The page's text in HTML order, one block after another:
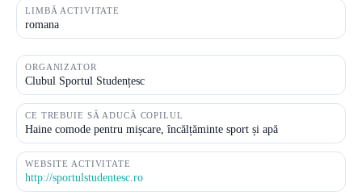
LIMBĂ ACTIVITATE
romana
ORGANIZATOR
Clubul Sportul Studențesc
CE TREBUIE SĂ ADUCĂ COPILUL
Haine comode pentru mișcare, încălțăminte sport și apă
WEBSITE ACTIVITATE
http://sportulstudentesc.ro